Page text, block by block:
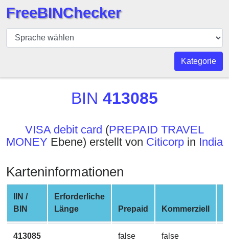
BIN
Prüfer
BIN
BIN
Checker
v2
BIN
CC
Generator
FreeBINChecker
Kategorie
BIN 413085
VISA debit card (PREPAID TRAVEL
MONEY Ebene) erstellt von Citicorp in India
Karteninformationen
IIN /
BIN
Erforderliche
Länge
Prepaid Kommerziell
413085 false false